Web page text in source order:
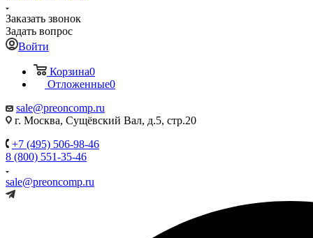
Заказать звонок
Задать вопрос
Войти
Корзина0
Отложенные0
sale@preoncomp.ru
г. Москва, Сущёвский Вал, д.5, стр.20
+7 (495) 506-98-46
8 (800) 551-35-46
sale@preoncomp.ru